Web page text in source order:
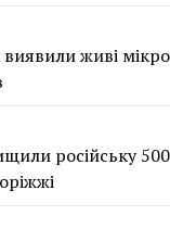
виявили живі
російську